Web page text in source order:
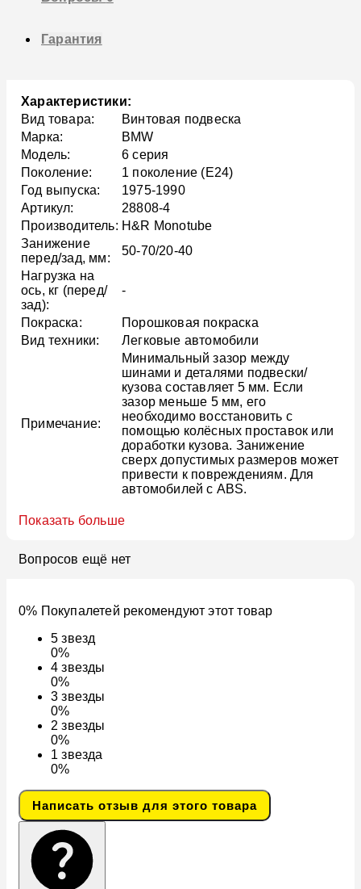
Гарантия
Характеристики:
Вид товара:
Винтовая подвеска
Марка:
BMW
Модель:
6 серия
Поколение:
1 поколение (E24)
Год выпуска:
1975-1990
Артикул:
28808-4
Производитель: H&R Monotube
Занижение
перед/зад, мм:
50-70/20-40
Нагрузка на
ось, кг (перед/
зад):
-
Покраска:
Порошковая покраска
Вид техники:
Легковые автомобили
Примечание:
Минимальный зазор между
шинами и деталями подвески/
кузова составляет 5 мм. Если
зазор меньше 5 мм, его
необходимо восстановить с
помощью колёсных проставок или
доработки кузова. Занижение
сверх допустимых размеров может
привести к повреждениям. Для
автомобилей с ABS.
Показать больше
Вопросов ещё нет
0% Покупалетей рекомендуют этот товар
5звезд
0%
4звезды
0%
3звезды
0%
2звезды
0%
1звезда
0%
Написать отзыв для этого товара